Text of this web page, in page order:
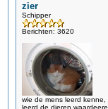
zier
Schipper
Berichten: 3620
wie de mens leerd kenne,
leerd de dieren waardeere